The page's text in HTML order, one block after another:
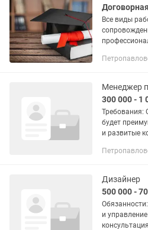
Договорная
Все виды
300 000 - 1
Требования:
будет
и развитые
работать с
Дизайнер
500 000 -
и